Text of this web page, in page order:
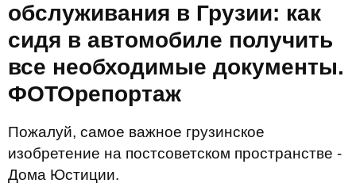
обслуживания в Грузии: как
сидя в автомобиле получить
все необходимые документы.
ФОТОрепортаж
Пожалуй, самое важное грузинское
изобретение на постсоветском пространстве -
Дома Юстиции.